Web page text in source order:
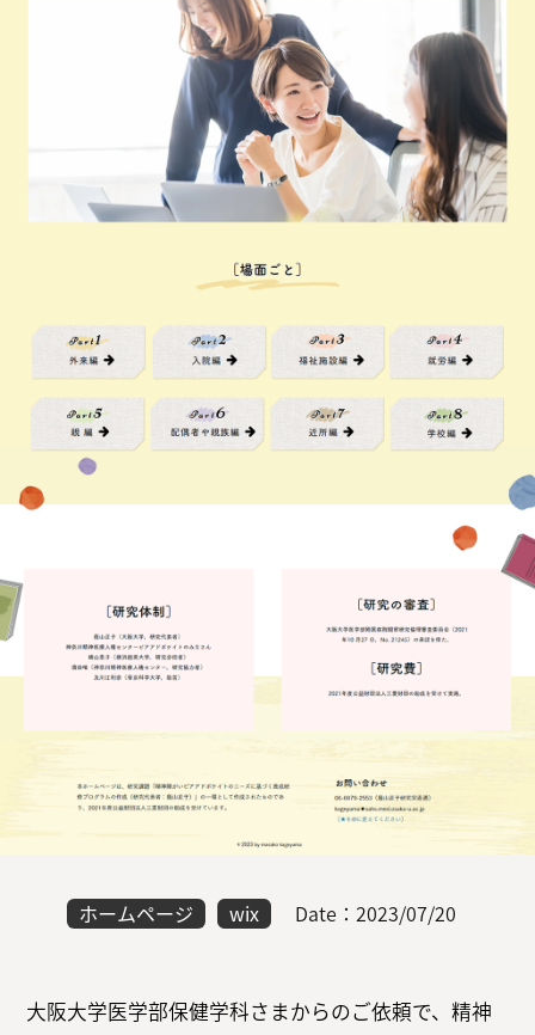
ホームページ wix Date：2023/07/20
大阪大学医学部保健学科さまからのご依頼で、精神